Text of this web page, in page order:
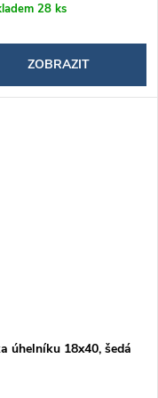
28 ks
ZOBRAZIT
úhelníku 18x40, šedá